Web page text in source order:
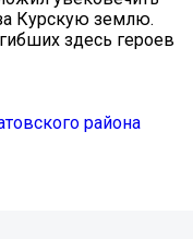
Курскую землю.
здесь героев
района